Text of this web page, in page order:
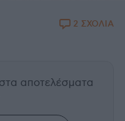
2 ΣΧΟΛΙΑ
στα αποτελέσματα